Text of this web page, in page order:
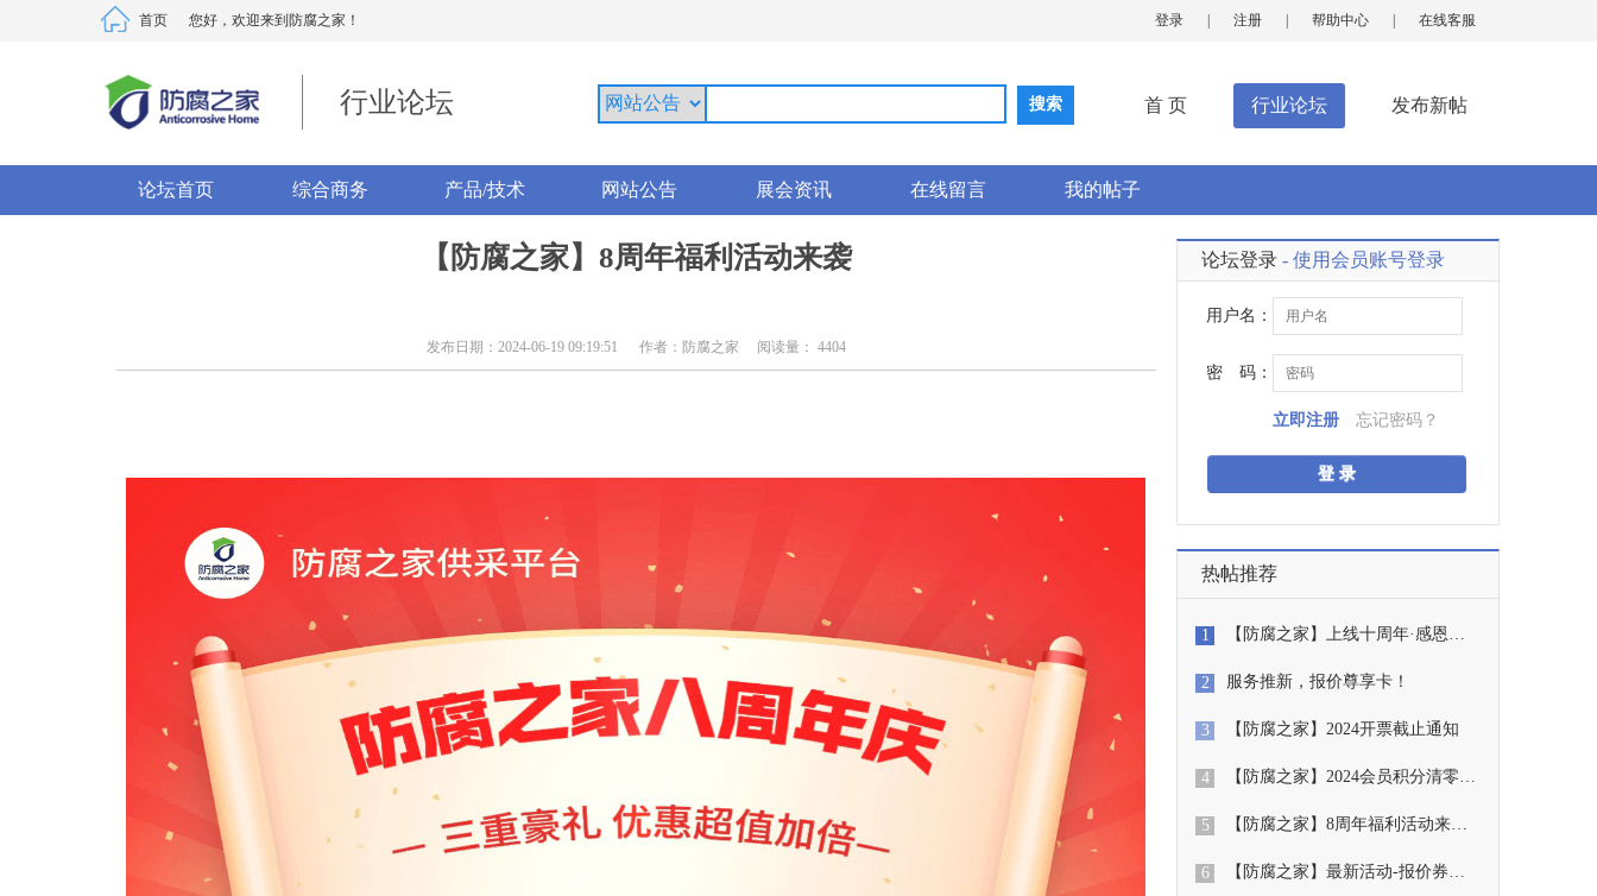
首页 您好，欢迎来到防腐之家！ 登录 注册 帮助中心 在线客服
行业论坛 首 页 行业论坛 发布新帖
论坛首页 综合商务 产品/技术 网站公告 展会资讯 在线留言 我的帖子
【防腐之家】8周年福利活动来袭
发布日期：2024-06-19 09:19:51 作者：防腐之家 阅读量： 4404
论坛登录 - 使用会员账号登录
用户名：
密 码：
立即注册 忘记密码？
热帖推荐
1 【防腐之家】上线十周年·感恩…
2 服务推新，报价尊享卡！
3 【防腐之家】2024开票截止通知
4 【防腐之家】2024会员积分清零…
5 【防腐之家】8周年福利活动来…
6 【防腐之家】最新活动-报价券…